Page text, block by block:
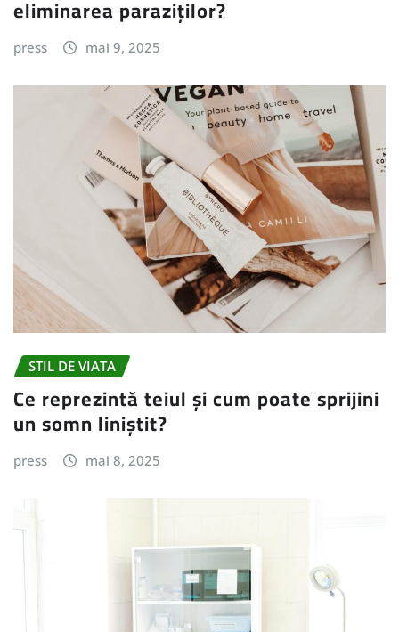
eliminarea paraziților?
press mai 9, 2025
STIL DE VIATA
Ce reprezintă teiul și cum poate sprijini
un somn liniștit?
press mai 8, 2025